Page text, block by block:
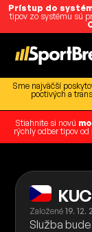
Prístup do
tipov zo systému sú
Sme najväčší
poctivých a
Stiahnite si novú
rýchly odber tipov od
Založené19. 12.
Služba